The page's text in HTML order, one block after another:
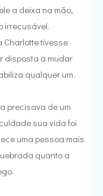
a deixa na mão,
irrecusável.
Charlotte tivesse
disposta a mudar
qualquer um.
precisava de um
sua vida foi
uma pessoa mais
quanto a